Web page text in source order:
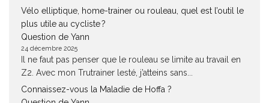
Vélo elliptique, home-trainer ou rouleau, quel est l’outil le
plus utile au cycliste ?
Question de Yann
24 décembre 2025
Il ne faut pas penser que le rouleau se limite au travail en
Z2. Avec mon Trutrainer lesté, j’atteins sans...
Connaissez-vous la Maladie de Hoffa ?